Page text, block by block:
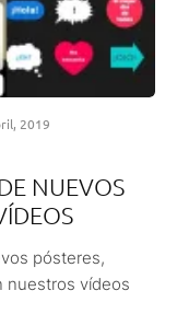
2019
NUEVOS
pósteres,
nuestros vídeos